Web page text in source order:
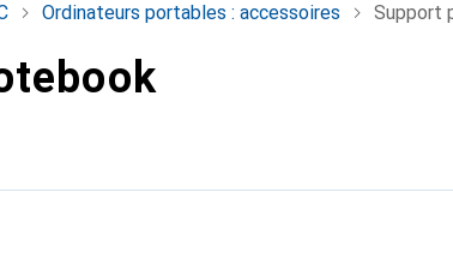
Ordinateurs portables : accessoires Support